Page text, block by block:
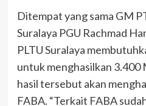
Ditempat yang sama GM
Suralaya PGU Rachmad
PLTU Suralaya
untuk menghasilkan 3.400
hasil tersebut akan
FABA. “Terkait FABA